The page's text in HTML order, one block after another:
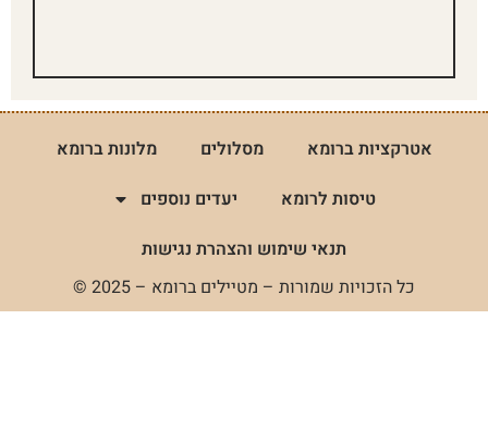
אטרקציות ברומא מסלולים
מלונות ברומא
טיסות לרומא
יעדים נוספים
תנאי שימוש והצהרת נגישות
כל הזכויות שמורות – מטיילים ברומא – 2025 ©